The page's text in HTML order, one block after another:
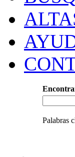
Palabras